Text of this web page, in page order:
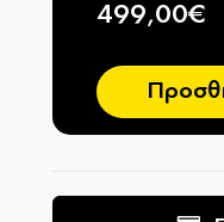
499,00€